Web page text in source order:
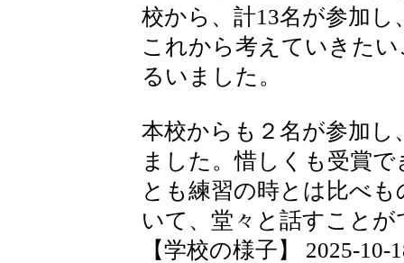
校から、計13名が参加
これから考えていきた
るいました。
本校からも２名が参加し
ました。惜しくも受賞
とも練習の時とは比べ
いて、堂々と話すこと
【学校の様子】 2025-10-